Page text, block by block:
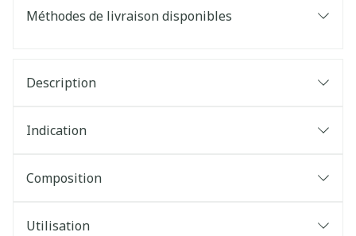
Méthodes de livraison disponibles
Description
Indication
Composition
Utilisation